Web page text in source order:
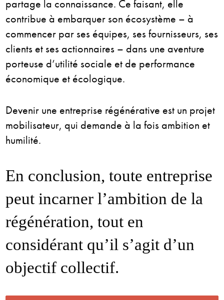
partage la connaissance. Ce faisant, elle
contribue à embarquer son écosystème – à
commencer par ses équipes, ses fournisseurs, ses
clients et ses actionnaires – dans une aventure
porteuse d’utilité sociale et de performance
économique et écologique.
Devenir une entreprise régénérative est un projet
mobilisateur, qui demande à la fois ambition et
humilité.
En conclusion, toute entreprise
peut incarner l’ambition de la
régénération, tout en
considérant qu’il s’agit d’un
objectif collectif.